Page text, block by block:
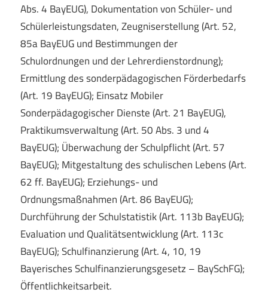
Abs. 4 BayEUG), Dokumentation von Schüler- und
Schülerleistungsdaten, Zeugniserstellung (Art. 52,
85a BayEUG und Bestimmungen der
Schulordnungen und der Lehrerdienstordnung);
Ermittlung des sonderpädagogischen Förderbedarfs
(Art. 19 BayEUG); Einsatz Mobiler
Sonderpädagogischer Dienste (Art. 21 BayEUG),
Praktikumsverwaltung (Art. 50 Abs. 3 und 4
BayEUG); Überwachung der Schulpflicht (Art. 57
BayEUG); Mitgestaltung des schulischen Lebens (Art.
62 ff. BayEUG); Erziehungs- und
Ordnungsmaßnahmen (Art. 86 BayEUG);
Durchführung der Schulstatistik (Art. 113b BayEUG);
Evaluation und Qualitätsentwicklung (Art. 113c
BayEUG); Schulfinanzierung (Art. 4, 10, 19
Bayerisches Schulfinanzierungsgesetz – BaySchFG);
Öffentlichkeitsarbeit.